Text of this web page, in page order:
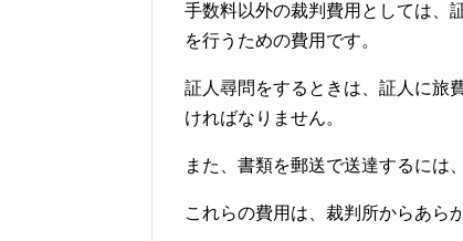
手数料以外の裁判費用としては、
を行うための費用です。
証人尋問をするときは、証人に旅
ければなりません。
また、書類を郵送で送達するには
これらの費用は、裁判所からあら